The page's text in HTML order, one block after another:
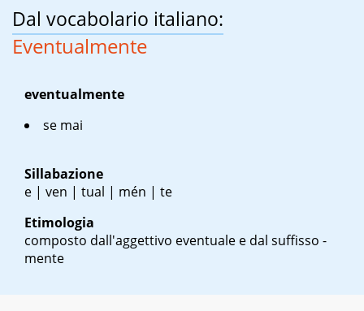
Dal vocabolario italiano:
Eventualmente
eventualmente
se mai
Sillabazione
e | ven | tual | mén | te
Etimologia
composto dall'aggettivo eventuale e dal suffisso -
mente